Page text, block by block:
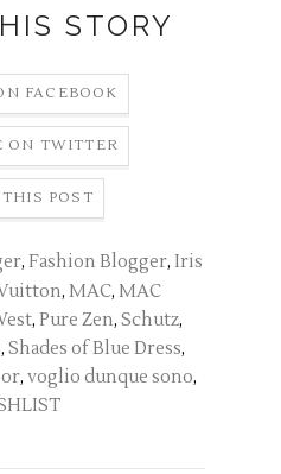
STORY
FACEBOOK
ON TWITTER
POST
, Fashion Blogger, Iris
, MAC, MAC
, Pure Zen, Schutz,
, Shades of Blue Dress,
, voglio dunque sono,